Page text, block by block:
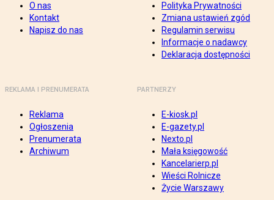
O nas
Kontakt
Napisz do nas
Polityka Prywatności
Zmiana ustawień zgód
Regulamin serwisu
Informacje o nadawcy
Deklaracja dostępności
REKLAMA I PRENUMERATA
Reklama
Ogłoszenia
Prenumerata
Archiwum
PARTNERZY
E-kiosk.pl
E-gazety.pl
Nexto.pl
Mała księgowość
Kancelarierp.pl
Wieści Rolnicze
Życie Warszawy